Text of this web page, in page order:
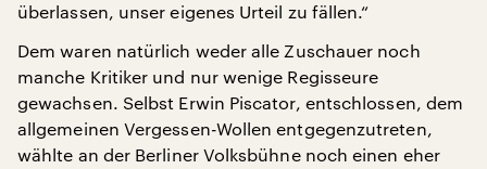
überlassen, unser eigenes Urteil zu fällen.“
Dem waren natürlich weder alle Zuschauer noch
manche Kritiker und nur wenige Regisseure
gewachsen. Selbst Erwin Piscator, entschlossen, dem
allgemeinen Vergessen-Wollen entgegenzutreten,
wählte an der Berliner Volksbühne noch einen eher